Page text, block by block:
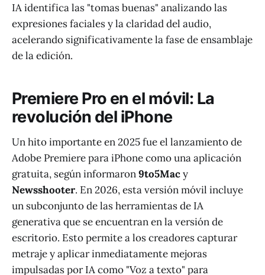
IA identifica las "tomas buenas" analizando las
expresiones faciales y la claridad del audio,
acelerando significativamente la fase de ensamblaje
de la edición.
Premiere Pro en el móvil: La
revolución del iPhone
Un hito importante en 2025 fue el lanzamiento de
Adobe Premiere para iPhone como una aplicación
gratuita, según informaron9to5Macy
Newsshooter. En 2026, esta versión móvil incluye
un subconjunto de las herramientas de IA
generativa que se encuentran en la versión de
escritorio. Esto permite a los creadores capturar
metraje y aplicar inmediatamente mejoras
impulsadas por IA como "Voz a texto" para